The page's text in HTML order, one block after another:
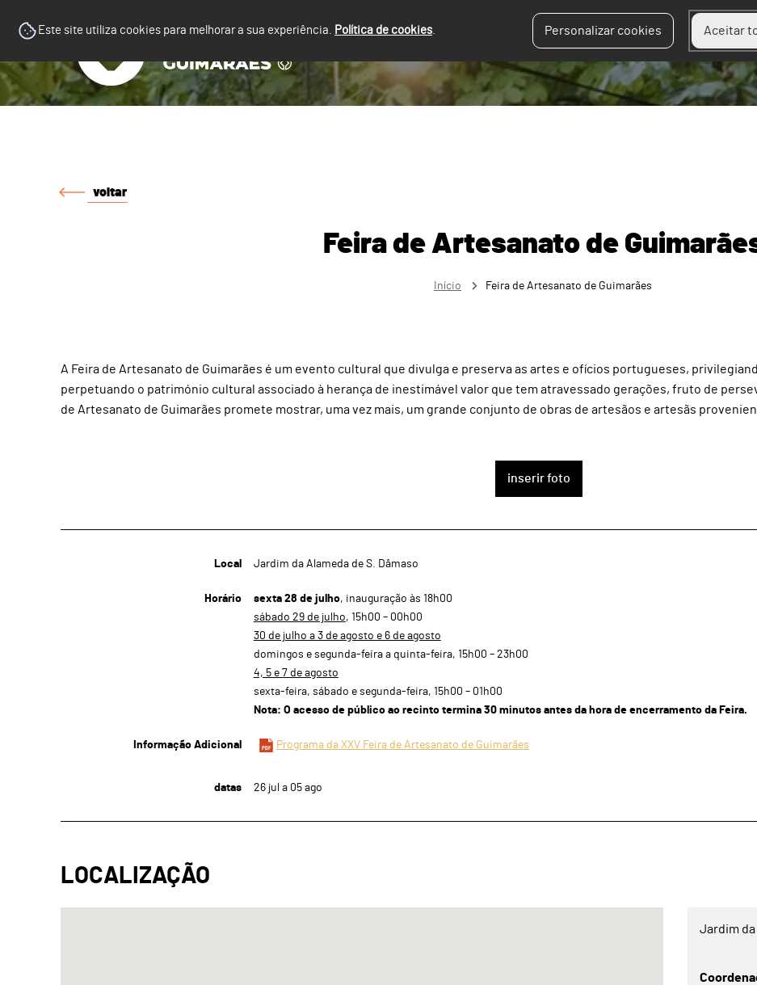
Este site utiliza cookies para melhorar a sua experiência. Política de cookies. Personalizar cookies Aceitar
voltar
Feira de Artesanato de
Início Feira de Artesanato de Guimarães
A Feira de Artesanato de Guimarães é um evento cultural que divulga e preserva as artes e ofícios portugueses,
perpetuando o património cultural associado à herança de inestimável valor que tem atravessado gerações, fruto de
de Artesanato de Guimarães promete mostrar, uma vez mais, um grande conjunto de obras de artesãos e artesãs
inserir foto
Local Jardim da Alameda de S. Dâmaso
Horário sexta 28 de julho, inauguração às 18h00
sábado 29 de julho, 15h00 – 00h00
30 de julho a 3 de agosto e 6 de agosto
domingos e segunda-feira a quinta-feira, 15h00 – 23h00
4, 5 e 7 de agosto
sexta-feira, sábado e segunda-feira, 15h00 – 01h00
Nota: O acesso de público ao recinto termina 30 minutos antes da hora de encerramento da Feira.
Informação Adicional Programa da XXV Feira de Artesanato de Guimarães
datas 26 jul a 05 ago
Jardim da